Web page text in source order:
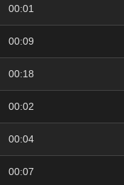
00:01
00:09
00:18
00:02
00:04
00:07